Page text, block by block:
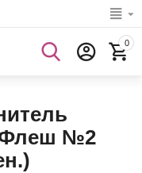
0
Флеш №2